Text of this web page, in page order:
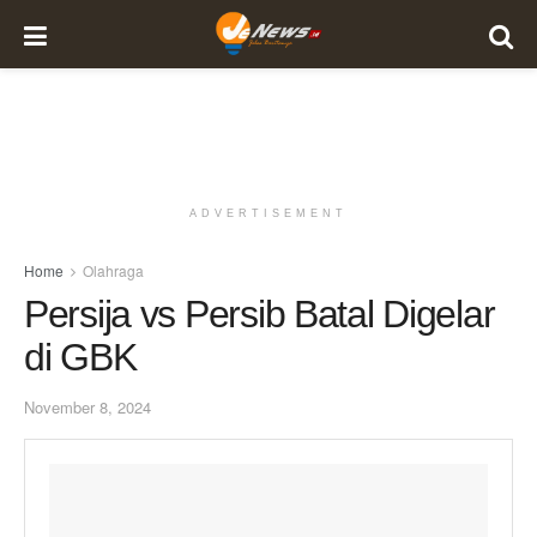
ADVERTISEMENT
Home Olahraga
Persija vs Persib Batal Digelar
di GBK
November 8, 2024